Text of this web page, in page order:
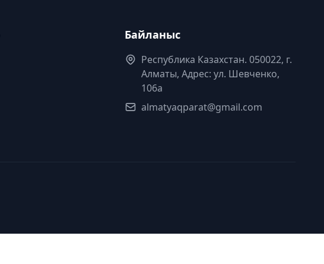
Байланыс
Республика Казахстан. 050022, г.
Алматы, Адрес: ул. Шевченко,
106а
almatyaqparat@gmail.com